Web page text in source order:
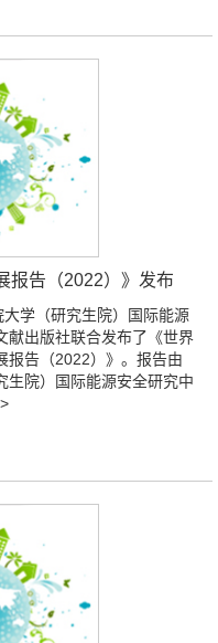
报告（2022）》发布
学（研究生院）国际能源
献出版社联合发布了《世界
报告（2022）》。报告由
生院）国际能源安全研究中